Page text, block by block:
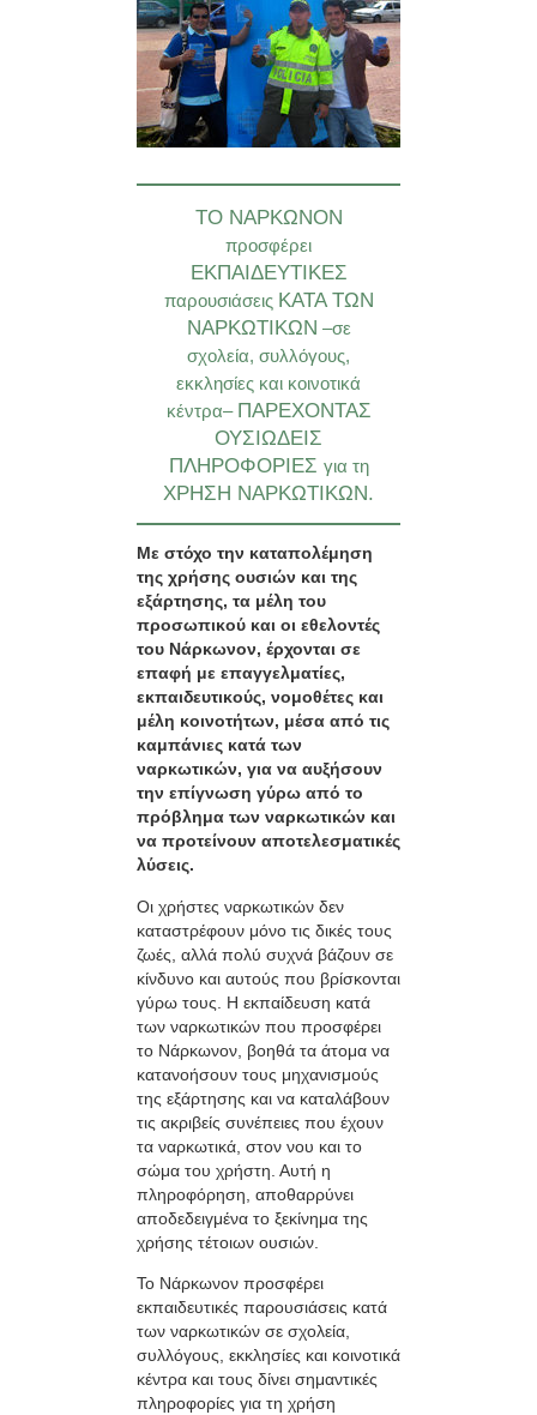
ΤΟ ΝΑΡΚΩΝΟΝ
προσφέρει
ΕΚΠΑΙΔΕΥΤΙΚΕΣ
παρουσιάσεις ΚΑΤΑ ΤΩΝ
ΝΑΡΚΩΤΙΚΩΝ –σε
σχολεία, συλλόγους,
εκκλησίες και κοινοτικά
κέντρα– ΠΑΡΕΧΟΝΤΑΣ
ΟΥΣΙΩΔΕΙΣ
ΠΛΗΡΟΦΟΡΙΕΣ για τη
ΧΡΗΣΗ ΝΑΡΚΩΤΙΚΩΝ.
Με στόχο την καταπολέμηση
της χρήσης ουσιών και της
εξάρτησης, τα μέλη του
προσωπικού και οι εθελοντές
του Νάρκωνον, έρχονται σε
επαφή με επαγγελματίες,
εκπαιδευτικούς, νομοθέτες και
μέλη κοινοτήτων, μέσα από τις
καμπάνιες κατά των
ναρκωτικών, για να αυξήσουν
την επίγνωση γύρω από το
πρόβλημα των ναρκωτικών και
να προτείνουν αποτελεσματικές
λύσεις.
Οι χρήστες ναρκωτικών δεν
καταστρέφουν μόνο τις δικές τους
ζωές, αλλά πολύ συχνά βάζουν σε
κίνδυνο και αυτούς που βρίσκονται
γύρω τους. Η εκπαίδευση κατά
των ναρκωτικών που προσφέρει
το Νάρκωνον, βοηθά τα άτομα να
κατανοήσουν τους μηχανισμούς
της εξάρτησης και να καταλάβουν
τις ακριβείς συνέπειες που έχουν
τα ναρκωτικά, στον νου και το
σώμα του χρήστη. Αυτή η
πληροφόρηση, αποθαρρύνει
αποδεδειγμένα το ξεκίνημα της
χρήσης τέτοιων ουσιών.
Το Νάρκωνον προσφέρει
εκπαιδευτικές παρουσιάσεις κατά
των ναρκωτικών σε σχολεία,
συλλόγους, εκκλησίες και κοινοτικά
κέντρα και τους δίνει σημαντικές
πληροφορίες για τη χρήση